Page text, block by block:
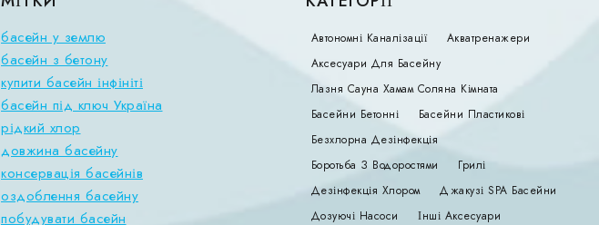
басейн у землю
басейн з бетону
купити басейн інфініті
басейн під ключ Україна
рідкий хлор
довжина басейну
консервація басейнів
оздоблення басейну
побудувати басейн
Автономні Каналізації
Акватренажери
Аксесуари Для Басейну
Лазня Сауна Хамам Соляна Кімната
Басейни Бетонні
Басейни Пластикові
Безхлорна Дезінфекція
Боротьба З Водоростями
Грилі
Дезінфекція Хлором
Джакузі SPA Басейни
Дозуючі Насоси
Інші Аксесуари